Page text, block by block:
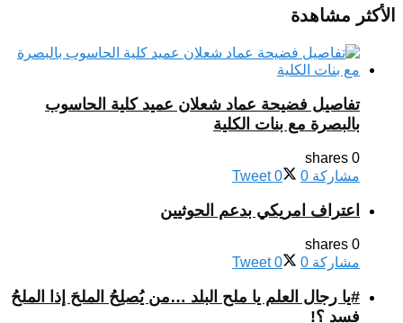
الأكثر مشاهدة
تفاصيل فضيحة عماد شعلان عميد كلية الحاسوب
بالبصرة مع بنات الكلية
0 shares
مشاركة 0
Tweet 0
اعتراف امريكي بدعم الحوثيين
0 shares
مشاركة 0
Tweet 0
#يا رجال العلم يا ملح البلد …من يُصلِحُ الملحَ إذا الملحُ
فسد ؟!